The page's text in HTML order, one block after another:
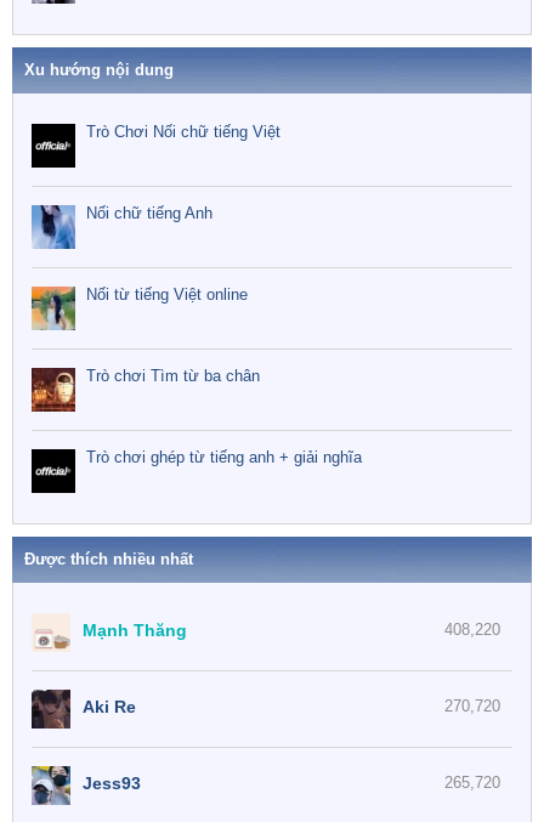
Xu hướng nội dung
Trò Chơi Nối chữ tiếng Việt
Nối chữ tiếng Anh
Nối từ tiếng Việt online
Trò chơi Tìm từ ba chân
Trò chơi ghép từ tiếng anh + giải nghĩa
Được thích nhiều nhất
408,220
Mạnh Thăng
270,720
Aki Re
265,720
Jess93